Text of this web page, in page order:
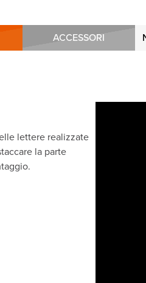
ACCESSORI
lettere realizzate
la parte